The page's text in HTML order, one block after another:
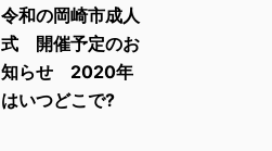
令和の岡崎市成人
式 開催予定のお
知らせ 2020年
はいつどこで?